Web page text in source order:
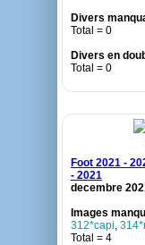
Divers
Total = 0
Divers en
Total = 0
Foot 2021 -
- 2021
decembre
Images
312*capi,
Total = 4